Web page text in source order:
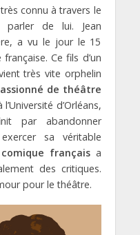
connu à travers le
parler de lui. Jean
a vu le jour le 15
Ce fils d’un
très vite orphelin
de théâtre
d’Orléans,
par abandonner
sa véritable
françaisa
des critiques.
pour le théâtre.